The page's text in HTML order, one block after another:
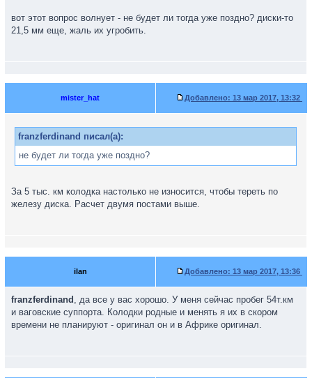
вот этот вопрос волнует - не будет ли тогда уже поздно? диски-то
21,5 мм еще, жаль их угробить.
mister_hat Добавлено: 13 мар 2017, 13:32
franzferdinand писал(а):
не будет ли тогда уже поздно?
За 5 тыс. км колодка настолько не износится, чтобы тереть по
железу диска. Расчет двумя постами выше.
ilan Добавлено: 13 мар 2017, 13:36
franzferdinand , да все у вас хорошо. У меня сейчас пробег 54т.км
и ваговские суппорта. Колодки родные и менять я их в скором
времени не планируют - оригинал он и в Африке оригинал.